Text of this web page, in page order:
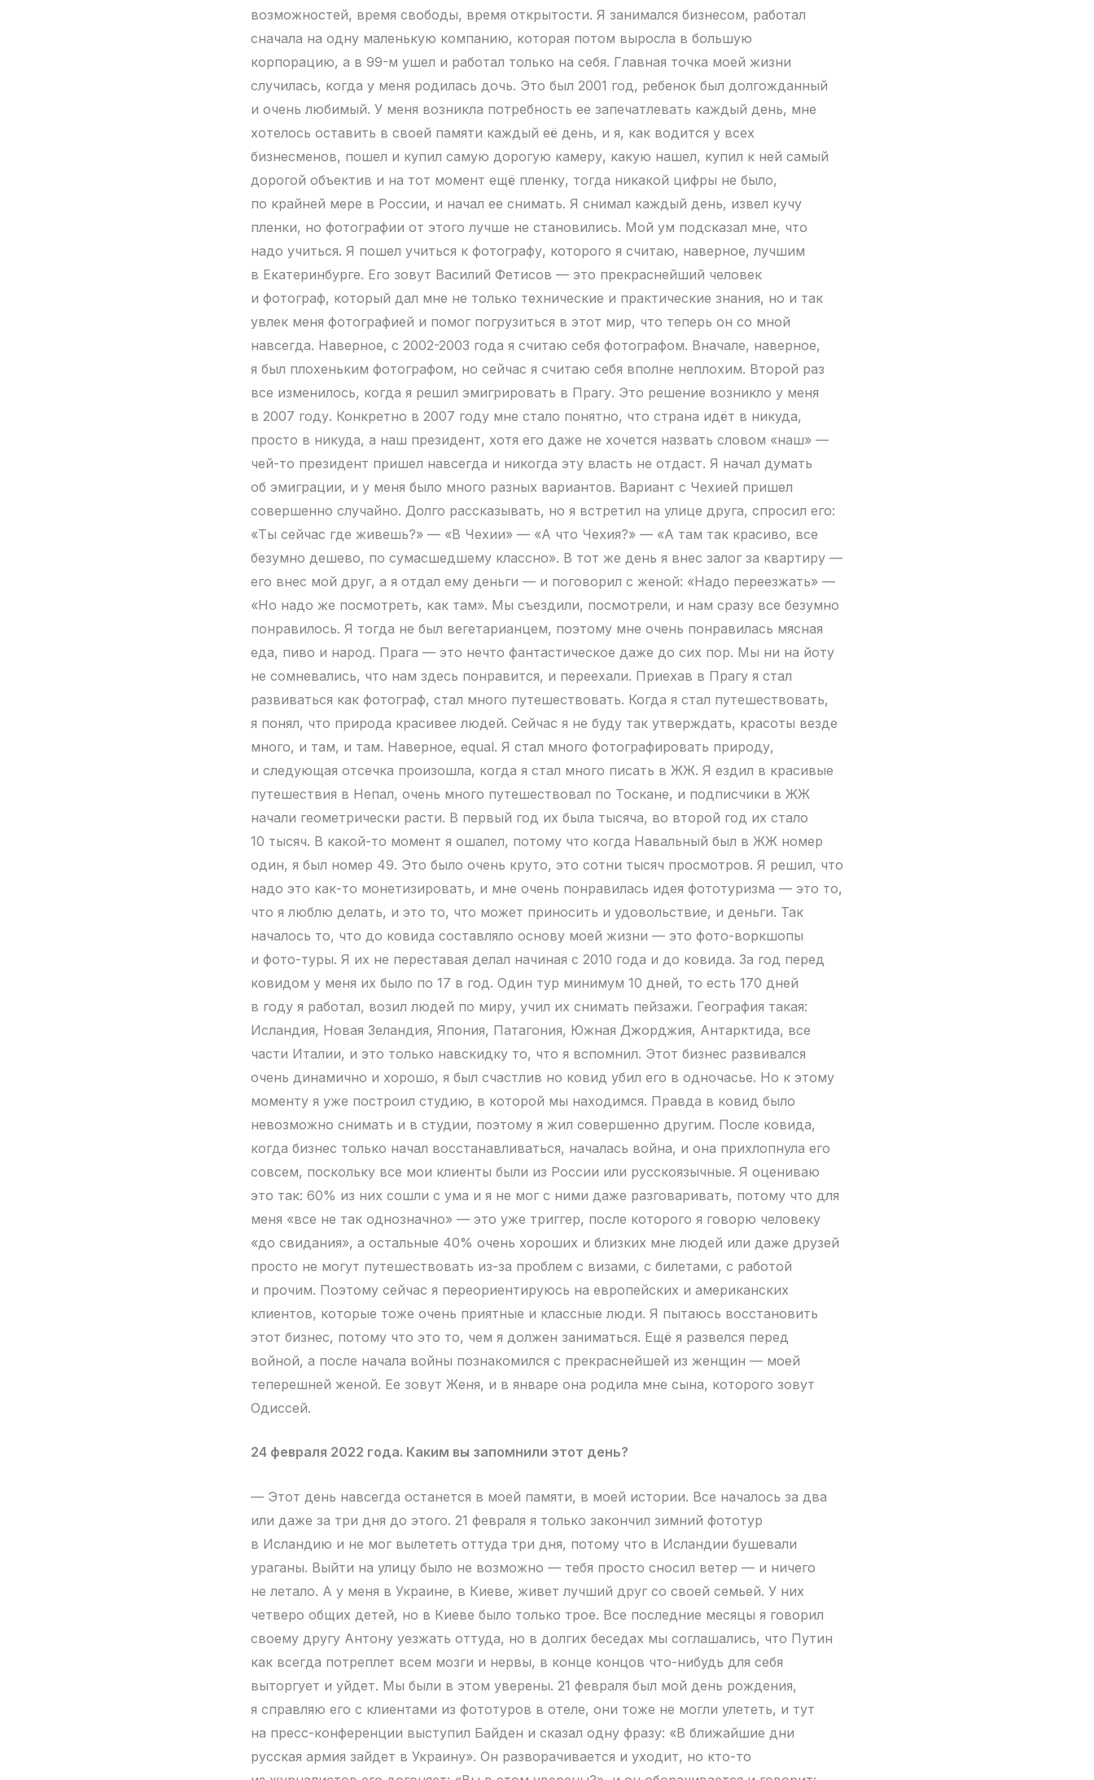
возможностей, время свободы, время открытости. Я занимался бизнесом, работал
сначала на одну маленькую компанию, которая потом выросла в большую
корпорацию, а в 99-м ушел и работал только на себя. Главная точка моей жизни
случилась, когда у меня родилась дочь. Это был 2001 год, ребенок был долгожданный
и очень любимый. У меня возникла потребность ее запечатлевать каждый день, мне
хотелось оставить в своей памяти каждый её день, и я, как водится у всех
бизнесменов, пошел и купил самую дорогую камеру, какую нашел, купил к ней самый
дорогой объектив и на тот момент ещё пленку, тогда никакой цифры не было,
по крайней мере в России, и начал ее снимать. Я снимал каждый день, извел кучу
пленки, но фотографии от этого лучше не становились. Мой ум подсказал мне, что
надо учиться. Я пошел учиться к фотографу, которого я считаю, наверное, лучшим
в Екатеринбурге. Его зовут Василий Фетисов — это прекраснейший человек
и фотограф, который дал мне не только технические и практические знания, но и так
увлек меня фотографией и помог погрузиться в этот мир, что теперь он со мной
навсегда. Наверное, с 2002-2003 года я считаю себя фотографом. Вначале, наверное,
я был плохеньким фотографом, но сейчас я считаю себя вполне неплохим. Второй раз
все изменилось, когда я решил эмигрировать в Прагу. Это решение возникло у меня
в 2007 году. Конкретно в 2007 году мне стало понятно, что страна идёт в никуда,
просто в никуда, а наш президент, хотя его даже не хочется назвать словом «наш» —
чей-то президент пришел навсегда и никогда эту власть не отдаст. Я начал думать
об эмиграции, и у меня было много разных вариантов. Вариант с Чехией пришел
совершенно случайно. Долго рассказывать, но я встретил на улице друга, спросил его:
«Ты сейчас где живешь?» — «В Чехии» — «А что Чехия?» — «А там так красиво, все
безумно дешево, по сумасшедшему классно». В тот же день я внес залог за квартиру —
его внес мой друг, а я отдал ему деньги — и поговорил с женой: «Надо переезжать» —
«Но надо же посмотреть, как там». Мы съездили, посмотрели, и нам сразу все безумно
понравилось. Я тогда не был вегетарианцем, поэтому мне очень понравилась мясная
еда, пиво и народ. Прага — это нечто фантастическое даже до сих пор. Мы ни на йоту
не сомневались, что нам здесь понравится, и переехали. Приехав в Прагу я стал
развиваться как фотограф, стал много путешествовать. Когда я стал путешествовать,
я понял, что природа красивее людей. Сейчас я не буду так утверждать, красоты везде
много, и там, и там. Наверное, equal. Я стал много фотографировать природу,
и следующая отсечка произошла, когда я стал много писать в ЖЖ. Я ездил в красивые
путешествия в Непал, очень много путешествовал по Тоскане, и подписчики в ЖЖ
начали геометрически расти. В первый год их была тысяча, во второй год их стало
10 тысяч. В какой-то момент я ошалел, потому что когда Навальный был в ЖЖ номер
один, я был номер 49. Это было очень круто, это сотни тысяч просмотров. Я решил, что
надо это как-то монетизировать, и мне очень понравилась идея фототуризма — это то,
что я люблю делать, и это то, что может приносить и удовольствие, и деньги. Так
началось то, что до ковида составляло основу моей жизни — это фото-воркшопы
и фото-туры. Я их не переставая делал начиная с 2010 года и до ковида. За год перед
ковидом у меня их было по 17 в год. Один тур минимум 10 дней, то есть 170 дней
в году я работал, возил людей по миру, учил их снимать пейзажи. География такая:
Исландия, Новая Зеландия, Япония, Патагония, Южная Джорджия, Антарктида, все
части Италии, и это только навскидку то, что я вспомнил. Этот бизнес развивался
очень динамично и хорошо, я был счастлив но ковид убил его в одночасье. Но к этому
моменту я уже построил студию, в которой мы находимся. Правда в ковид было
невозможно снимать и в студии, поэтому я жил совершенно другим. После ковида,
когда бизнес только начал восстанавливаться, началась война, и она прихлопнула его
совсем, поскольку все мои клиенты были из России или русскоязычные. Я оцениваю
это так: 60% из них сошли с ума и я не мог с ними даже разговаривать, потому что для
меня «все не так однозначно» — это уже триггер, после которого я говорю человеку
«до свидания», а остальные 40% очень хороших и близких мне людей или даже друзей
просто не могут путешествовать из-за проблем с визами, с билетами, с работой
и прочим. Поэтому сейчас я переориентируюсь на европейских и американских
клиентов, которые тоже очень приятные и классные люди. Я пытаюсь восстановить
этот бизнес, потому что это то, чем я должен заниматься. Ещё я развелся перед
войной, а после начала войны познакомился с прекраснейшей из женщин — моей
теперешней женой. Ее зовут Женя, и в январе она родила мне сына, которого зовут
Одиссей.
24 февраля 2022 года. Каким вы запомнили этот день?
— Этот день навсегда останется в моей памяти, в моей истории. Все началось за два
или даже за три дня до этого. 21 февраля я только закончил зимний фототур
в Исландию и не мог вылететь оттуда три дня, потому что в Исландии бушевали
ураганы. Выйти на улицу было не возможно — тебя просто сносил ветер — и ничего
не летало. А у меня в Украине, в Киеве, живет лучший друг со своей семьей. У них
четверо общих детей, но в Киеве было только трое. Все последние месяцы я говорил
своему другу Антону уезжать оттуда, но в долгих беседах мы соглашались, что Путин
как всегда потреплет всем мозги и нервы, в конце концов что-нибудь для себя
выторгует и уйдет. Мы были в этом уверены. 21 февраля был мой день рождения,
я справляю его с клиентами из фототуров в отеле, они тоже не могли улететь, и тут
на пресс-конференции выступил Байден и сказал одну фразу: «В ближайшие дни
русская армия зайдет в Украину». Он разворачивается и уходит, но кто-то